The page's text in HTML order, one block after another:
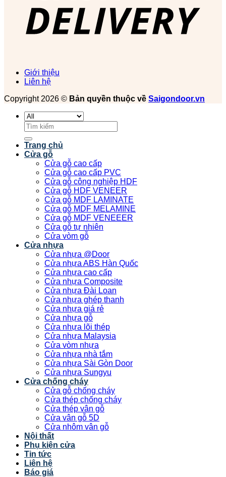
Giới thiệu
Liên hệ
Copyright 2026 © Bản quyền thuộc về Saigondoor.vn
Tìm
kiếm:
Trang chủ
Cửa gỗ
Cửa gỗ cao cấp
Cửa gỗ cao cấp PVC
Cửa gỗ công nghiệp HDF
Cửa gỗ HDF VENEER
Cửa gỗ MDF LAMINATE
Cửa gỗ MDF MELAMINE
Cửa gỗ MDF VENEEER
Cửa gỗ tự nhiên
Cửa vòm gỗ
Cửa nhựa
Cửa nhựa @Door
Cửa nhựa ABS Hàn Quốc
Cửa nhựa cao cấp
Cửa nhựa Composite
Cửa nhựa Đài Loan
Cửa nhựa ghép thanh
Cửa nhựa giá rẻ
Cửa nhựa gỗ
Cửa nhựa lõi thép
Cửa nhựa Malaysia
Cửa vòm nhựa
Cửa nhựa nhà tắm
Cửa nhựa Sài Gòn Door
Cửa nhựa Sungyu
Cửa chống cháy
Cửa gỗ chống cháy
Cửa thép chống cháy
Cửa thép vân gỗ
Cửa vân gỗ 5D
Cửa nhôm vân gỗ
Nội thất
Phụ kiện cửa
Tin tức
Liên hệ
Báo giá